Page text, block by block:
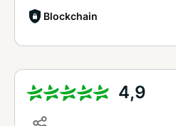
Blockchain
4,9